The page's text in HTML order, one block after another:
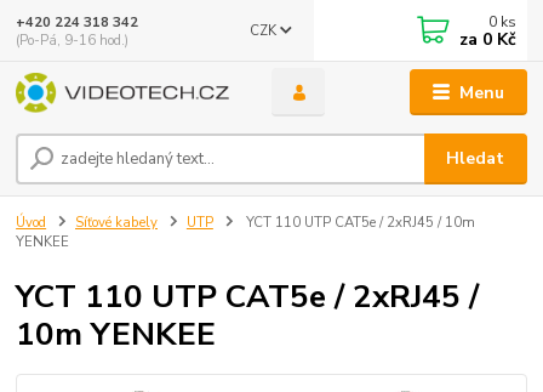
Menu
CZK
Hledat
+420 224 318 342
(Po-Pá, 9-16 hod.)
0 ks
za 0 Kč
Úvod Síťové kabely UTP
YCT 110 UTP CAT5e / 2xRJ45 / 10m
YENKEE
YCT 110 UTP CAT5e / 2xRJ45 /
10m YENKEE